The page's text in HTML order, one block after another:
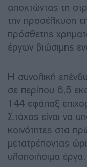
αποκτώντας τη
την προσέλκυση
πρόσθετης
έργων βιώσιμης
Η συνολική
σε περίπου 6,5
144 εφάπαξ
Στόχος είναι να
κοινότητες στα
μετατρέποντας
υλοποιήσιμα έργα.